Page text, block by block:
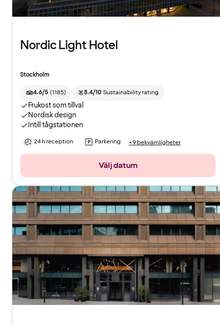
Nordic Light Hotel
Stockholm
4.6/5 (1185) 8.4/10 Sustainability rating
Frukost som tillval
Nordisk design
Intill tågstationen
24 h reception Parkering +9 bekvämligheter
Välj datum